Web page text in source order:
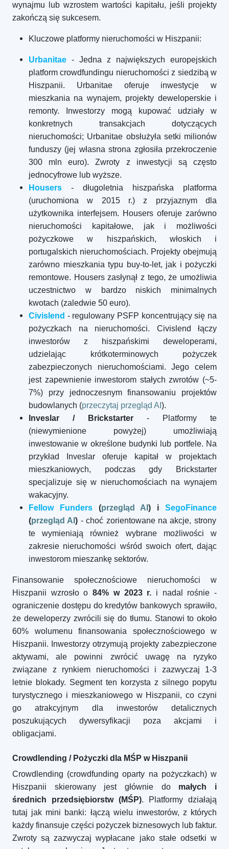
wynajmu lub wzrostem wartości kapitału, jeśli projekty
zakończą się sukcesem.
Kluczowe platformy nieruchomości w Hiszpanii:
Urbanitae - Jedna z największych europejskich
platform crowdfundingu nieruchomości z siedzibą w
Hiszpanii. Urbanitae oferuje inwestycje w
mieszkania na wynajem, projekty deweloperskie i
remonty. Inwestorzy mogą kupować udziały w
konkretnych transakcjach dotyczących
nieruchomości; Urbanitae obsłużyła setki milionów
funduszy (jej własna strona zgłosiła przekroczenie
300 mln euro). Zwroty z inwestycji są często
jednocyfrowe lub wyższe.
Housers - długoletnia hiszpańska platforma
(uruchomiona w 2015 r.) z przyjaznym dla
użytkownika interfejsem. Housers oferuje zarówno
nieruchomości kapitałowe, jak i możliwości
pożyczkowe w hiszpańskich, włoskich i
portugalskich nieruchomościach. Projekty obejmują
zarówno mieszkania typu buy-to-let, jak i pożyczki
remontowe. Housers zasłynął z tego, że umożliwia
uczestnictwo w bardzo niskich minimalnych
kwotach (zaledwie 50 euro).
Civislend - regulowany PSFP koncentrujący się na
pożyczkach na nieruchomości. Civislend łączy
inwestorów z hiszpańskimi deweloperami,
udzielając krótkoterminowych pożyczek
zabezpieczonych nieruchomościami. Jego celem
jest zapewnienie inwestorom stałych zwrotów (~5-
7%) przy jednoczesnym finansowaniu projektów
budowlanych (przeczytaj przegląd AI ).
Inveslar / Brickstarter - Platformy te
(niewymienione powyżej) umożliwiają
inwestowanie w określone budynki lub portfele. Na
przykład Inveslar oferuje kapitał w projektach
mieszkaniowych, podczas gdy Brickstarter
specjalizuje się w nieruchomościach na wynajem
wakacyjny.
Fellow Funders(przegląd AI) iSegoFinance
(przegląd AI) - choć zorientowane na akcje, strony
te wymieniają również wybrane możliwości w
zakresie nieruchomości wśród swoich ofert, dając
inwestorom mieszankę sektorów.
Finansowanie społecznościowe nieruchomości w
Hiszpanii wzrosło o84% w 2023 r. i nadal rośnie -
ograniczenie dostępu do kredytów bankowych sprawiło,
że deweloperzy zwrócili się do tłumu. Stanowi to około
60% wolumenu finansowania społecznościowego w
Hiszpanii. Inwestorzy otrzymują projekty zabezpieczone
aktywami, ale powinni zwrócić uwagę na ryzyko
związane z rynkiem nieruchomości i zazwyczaj 1-3
letnie blokady. Segment ten korzysta z silnego popytu
turystycznego i mieszkaniowego w Hiszpanii, co czyni
go atrakcyjnym dla inwestorów detalicznych
poszukujących dywersyfikacji poza akcjami i
obligacjami.
Crowdlending / Pożyczki dla MŚP w Hiszpanii
Crowdlending (crowdfunding oparty na pożyczkach) w
Hiszpanii skierowany jest głównie do małych i
średnich przedsiębiorstw (MŚP). Platformy działają
tutaj jak mini banki: łączą wielu inwestorów, z których
każdy finansuje części pożyczek biznesowych lub faktur.
Zwroty są zazwyczaj wypłacane jako stałe odsetki w